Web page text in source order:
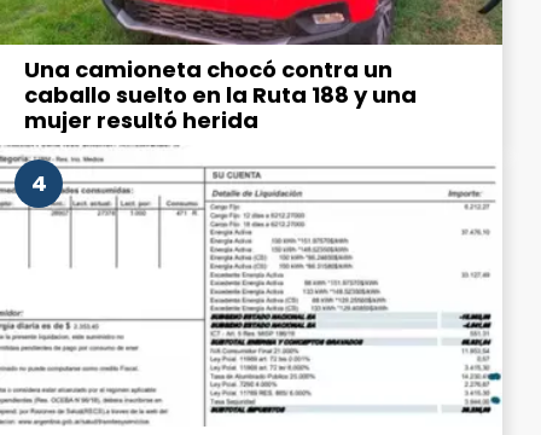
Una camioneta chocó contra un
caballo suelto en la Ruta 188 y una
mujer resultó herida
4